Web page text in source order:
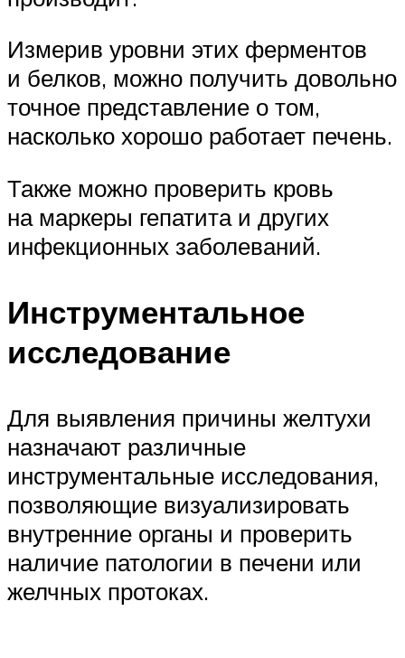
Измерив уровни этих ферментов
и белков, можно получить довольно
точное представление о том,
насколько хорошо работает печень.
Также можно проверить кровь
на маркеры гепатита и других
инфекционных заболеваний.
Инструментальное
исследование
Для выявления причины желтухи
назначают различные
инструментальные исследования,
позволяющие визуализировать
внутренние органы и проверить
наличие патологии в печени или
желчных протоках.